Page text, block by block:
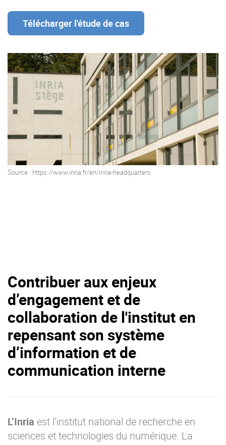
eXo Hubs
A propos d’eXo
Centre de ressources
Télécharger l'étude de cas
Source : https://www.inria.fr/en/inria-headquarters
Contribuer aux enjeux
d’engagement et de
collaboration de l'institut en
repensant son système
d’information et de
communication interne
L’Inria est l’institut national de recherche en
sciences et technologies du numérique. La